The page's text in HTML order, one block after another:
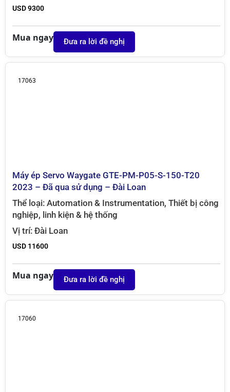
USD 9300
Mua ngay Đưa ra lời đề nghị
17063
Máy ép Servo Waygate GTE-PM-P05-S-150-T20
2023 – Đã qua sử dụng – Đài Loan
Thể loại: Automation & Instrumentation, Thiết bị công
nghiệp, linh kiện & hệ thống
Vị trí: Đài Loan
USD 11600
Mua ngay Đưa ra lời đề nghị
17060